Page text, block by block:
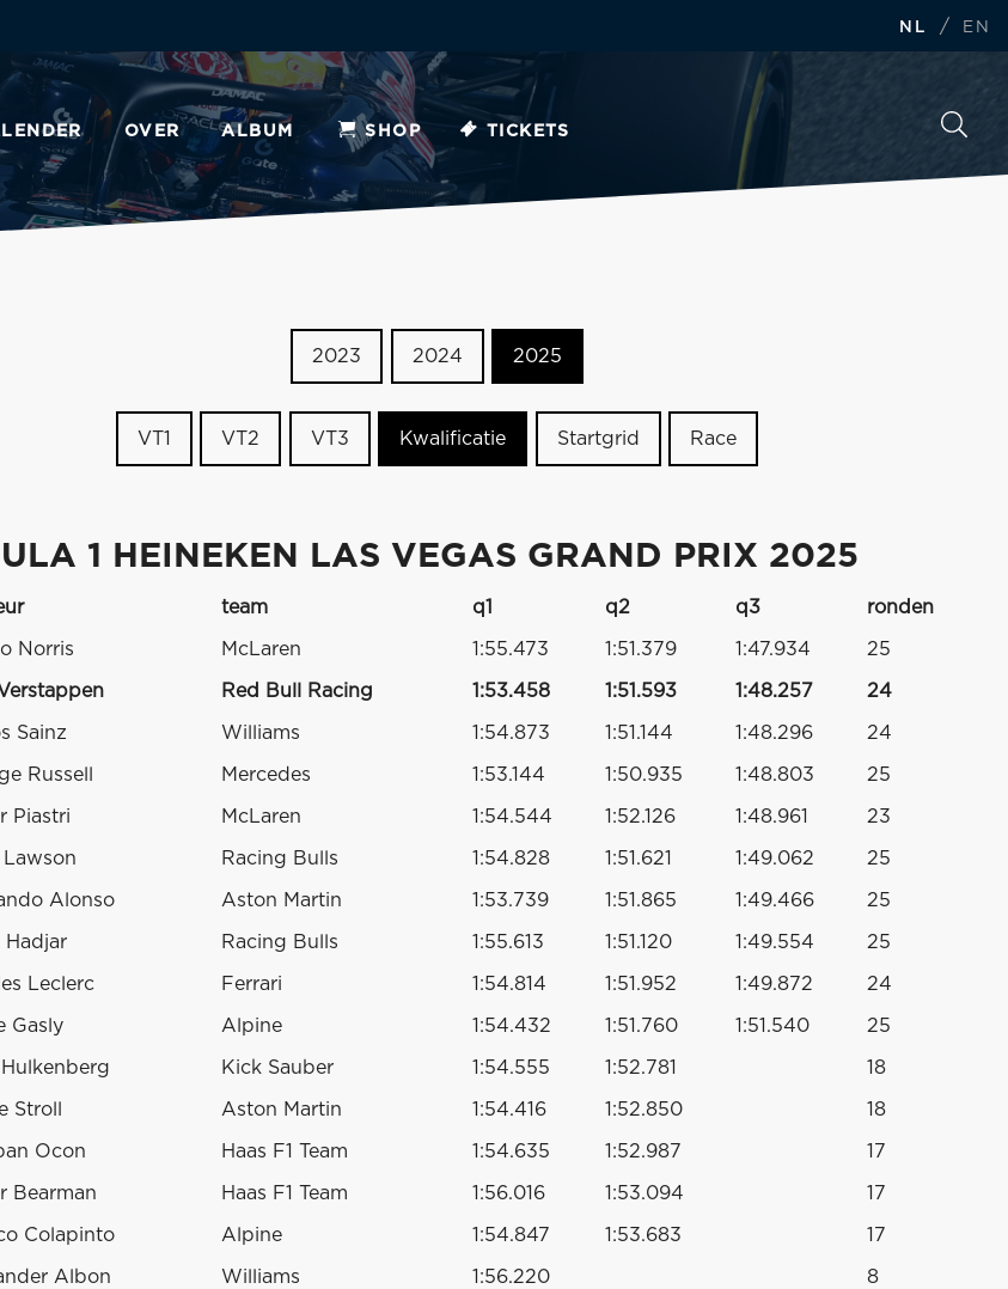
NL / EN
OVER ALBUM SHOP TICKETS
2023 2024 2025
VT1 VT2 VT3 Kwalificatie Startgrid Race
1 HEINEKEN LAS VEGAS GRAND PRIX 2025
team q1 q2 q3 ronden
Norris McLaren 1:55.473 1:51.379 1:47.934 25
Red Bull Racing 1:53.458 1:51.593 1:48.257 24
Sainz Williams 1:54.873 1:51.144 1:48.296 24
Russell Mercedes 1:53.144 1:50.935 1:48.803 25
Piastri McLaren 1:54.544 1:52.126 1:48.961 23
Lawson Racing Bulls 1:54.828 1:51.621 1:49.062 25
Alonso Aston Martin 1:53.739 1:51.865 1:49.466 25
Hadjar Racing Bulls 1:55.613 1:51.120 1:49.554 25
Leclerc Ferrari 1:54.814 1:51.952 1:49.872 24
Gasly Alpine 1:54.432 1:51.760 1:51.540 25
Kick Sauber 1:54.555 1:52.781 18
Stroll Aston Martin 1:54.416 1:52.850 18
Ocon Haas F1 Team 1:54.635 1:52.987 17
Bearman Haas F1 Team 1:56.016 1:53.094 17
Colapinto Alpine 1:54.847 1:53.683 17
Albon Williams 1:56.220 8